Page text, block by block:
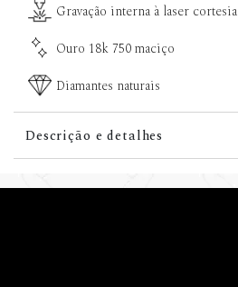
Gravação interna à laser cortesia
Ouro 18k 750 maciço
Diamantes naturais
Descrição e detalhes